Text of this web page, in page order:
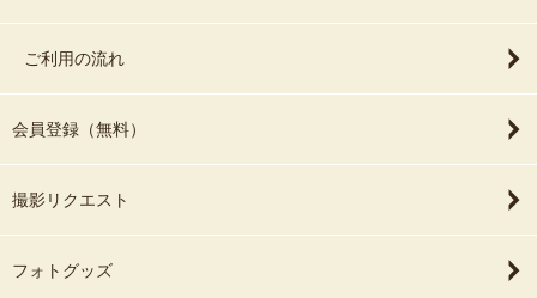
ご利用の流れ
会員登録（無料）
撮影リクエスト
フォトグッズ